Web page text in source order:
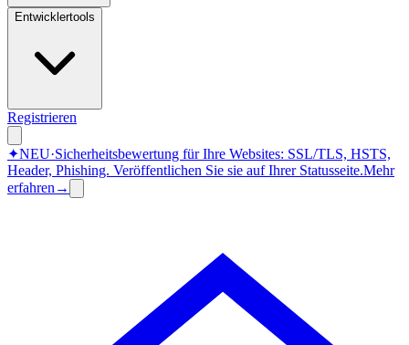
Entwicklertools
Registrieren
✦NEU·Sicherheitsbewertung für Ihre Websites: SSL/TLS, HSTS,
Header, Phishing. Veröffentlichen Sie sie auf Ihrer Statusseite.Mehr
erfahren →